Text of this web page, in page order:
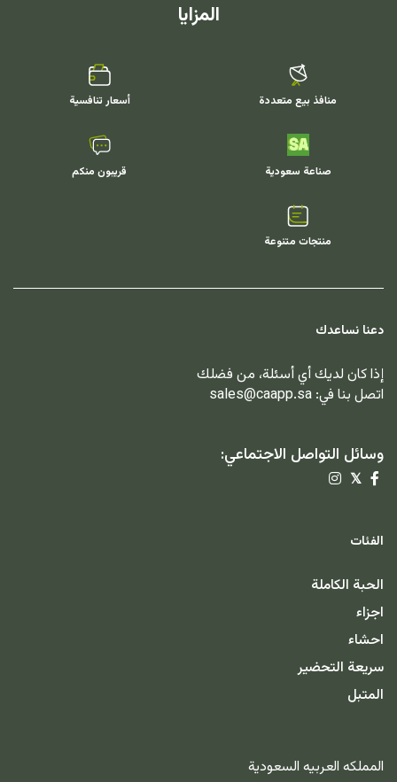
المزايا
منافذ بيع متعددة أسعار تنافسية
صناعة سعودية قريبون منكم
منتجات متنوعة
دعنا نساعدك
إذا كان لديك أي أسئلة، من فضلك
اتصل بنا في: sales@caapp.sa
وسائل التواصل الاجتماعي:
𝕏
الفئات
الحبة الكاملة
اجزاء
احشاء
سريعة التحضير
المتبل
المملكه العربيه السعودية